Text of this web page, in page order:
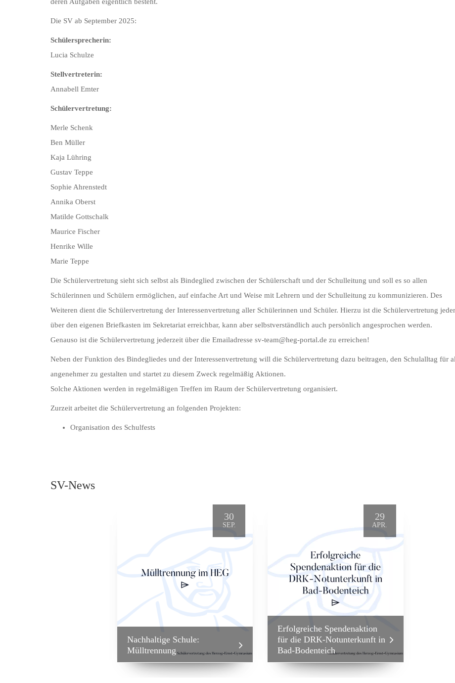
deren Aufgaben eigentlich besteht.
Die SV ab September 2025:
Schülersprecherin:
Lucia Schulze
Stellvertreterin:
Annabell Emter
Schülervertretung:
Merle Schenk
Ben Müller
Kaja Lühring
Gustav Teppe
Sophie Ahrenstedt
Annika Oberst
Matilde Gottschalk
Maurice Fischer
Henrike Wille
Marie Teppe
Die Schülervertretung sieht sich selbst als Bindeglied zwischen der Schülerschaft und der Schulleitung und soll es so allen
Schülerinnen und Schülern ermöglichen, auf einfache Art und Weise mit Lehrern und der Schulleitung zu kommunizieren. Des
Weiteren dient die Schülervertretung der Interessenvertretung aller Schülerinnen und Schüler. Hierzu ist die Schülervertretung
über den eigenen Briefkasten im Sekretariat erreichbar, kann aber selbstverständlich auch persönlich angesprochen werden.
Genauso ist die Schülervertretung jederzeit über die Emailadresse sv-team@heg-portal.de zu erreichen!
Neben der Funktion des Bindegliedes und der Interessenvertretung will die Schülervertretung dazu beitragen, den Schulalltag für
angenehmer zu gestalten und startet zu diesem Zweck regelmäßig Aktionen.
Solche Aktionen werden in regelmäßigen Treffen im Raum der Schülervertretung organisiert.
Zurzeit arbeitet die Schülervertretung an folgenden Projekten:
Organisation des Schulfests
SV-News
30
SEP.
Nachhaltige Schule:
Mülltrennung
29
APR.
Erfolgreiche Spendenaktion
für die DRK-Notunterkunft in
Bad-Bodenteich